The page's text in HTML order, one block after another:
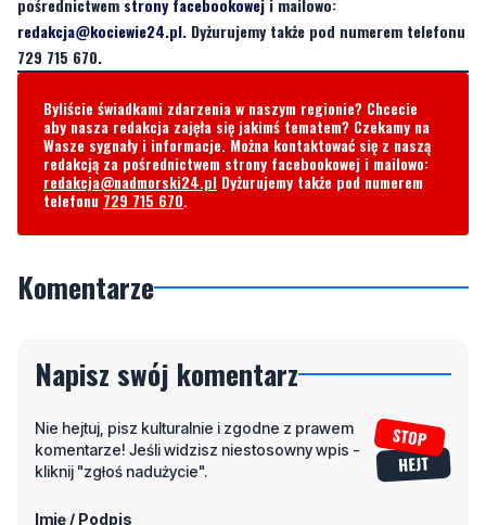
Byliście świadkami zdarzenia w naszym regionie? Chcecie
aby nasza redakcja zajęła się jakimś tematem? Czekamy na
Wasze sygnały i informacje. Można kontaktować się z naszą
redakcja@nadmorski24.plDyżurujemy także pod numerem
telefonu729 715 670.
Komentarze
Napisz swój komentarz
komentarze! Jeśli widzisz niestosowny wpis -
kliknij "zgłoś nadużycie".
Imię / Podpis
Odpowiedz